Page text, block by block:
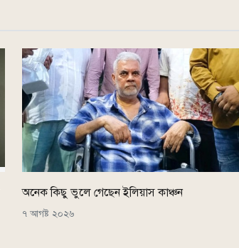
অনেক কিছু ভুলে গেছেন ইলিয়াস কাঞ্চন
৭ আগষ্ট ২০২৬